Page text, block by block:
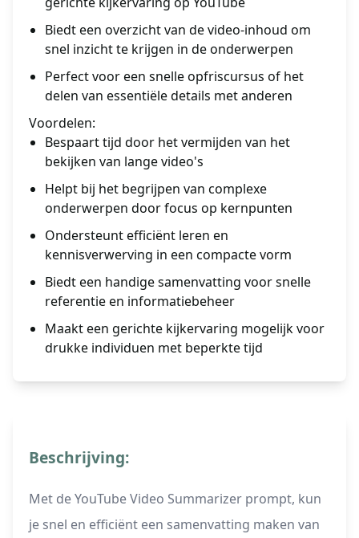
Biedt een overzicht van de video-inhoud om
snel inzicht te krijgen in de onderwerpen
Perfect voor een snelle opfriscursus of het
delen van essentiële details met anderen
Voordelen:
Bespaart tijd door het vermijden van het
bekijken van lange video's
Helpt bij het begrijpen van complexe
onderwerpen door focus op kernpunten
Ondersteunt efficiënt leren en
kennisverwerving in een compacte vorm
Biedt een handige samenvatting voor snelle
referentie en informatiebeheer
Maakt een gerichte kijkervaring mogelijk voor
drukke individuen met beperkte tijd
Beschrijving:
Met de YouTube Video Summarizer prompt, kun
je snel en efficiënt een samenvatting maken van